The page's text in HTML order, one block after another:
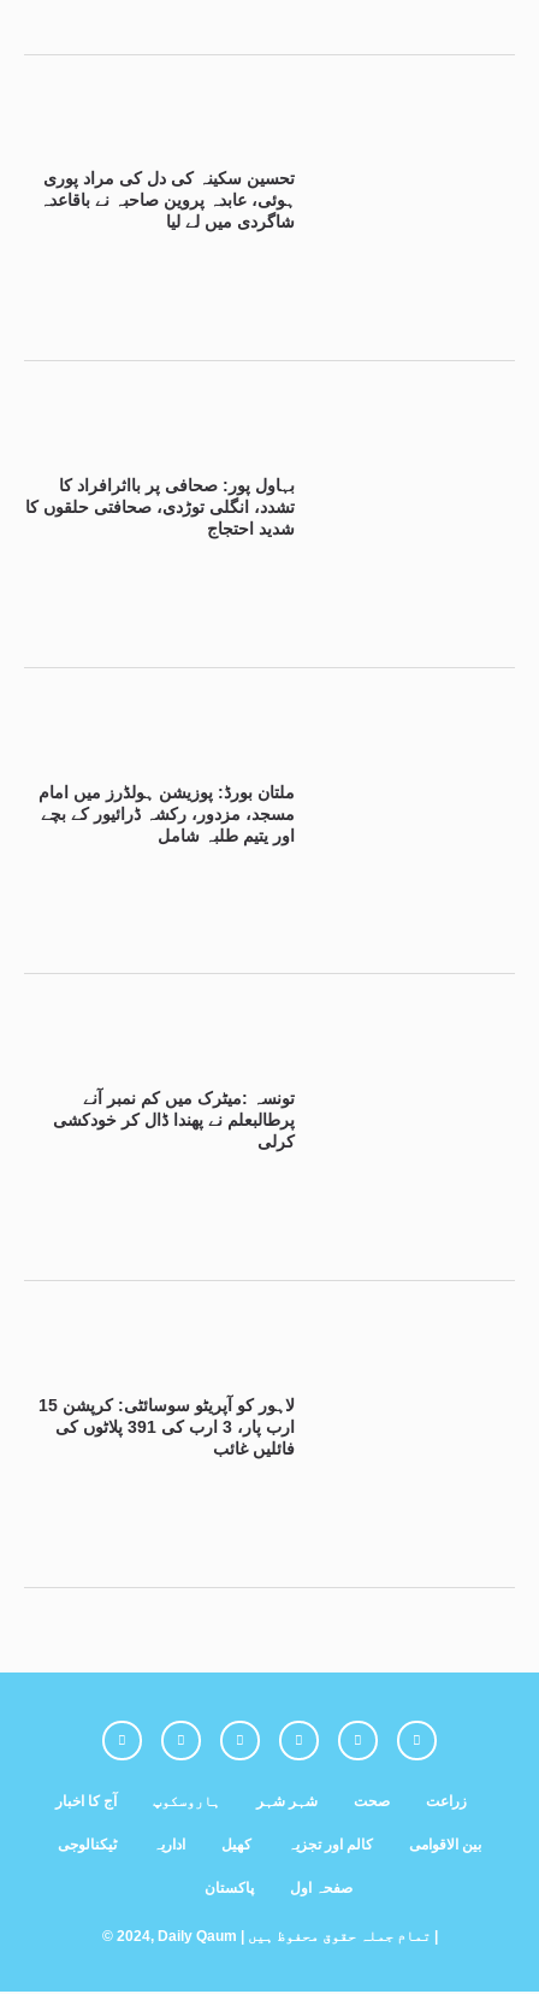
تحسین سکینہ کی دل کی مراد پوری
ہوئی، عابدہ پروین صاحبہ نے باقاعدہ
شاگردی میں لے لیا
بہاول پور: صحافی پر بااثرافراد کا
تشدد، انگلی توڑدی، صحافتی حلقوں کا
شدید احتجاج
ملتان بورڈ: پوزیشن ہولڈرز میں امام
مسجد، مزدور، رکشہ ڈرائیور کے بچے
اور یتیم طلبہ شامل
تونسہ :میٹرک میں کم نمبر آنے
پرطالبعلم نے پھندا ڈال کر خودکشی
کرلی
لاہور کو آپریٹو سوسائٹی: کرپشن 15
ارب پار، 3 ارب کی 391 پلاٹوں کی
فائلیں غائب
آج کا اخبار ہاروسکوپ شہر شہر صحت زراعت
ٹیکنالوجی اداریہ کھیل کالم اور تجزیہ بین الاقوامی
پاکستان صفحہ اول
© 2024, Daily Qaum | تمام جملہ حقوق محفوظ ہیں |